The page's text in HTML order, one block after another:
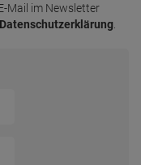
Mail im Newsletter
Datenschutzerklärung